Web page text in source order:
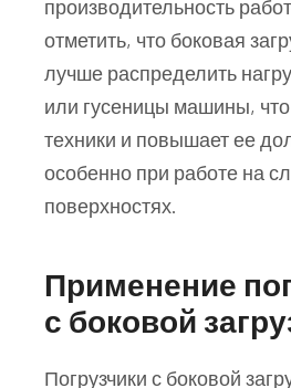
производительность
отметить, что боковая
лучше распределить
или гусеницы машины,
техники и повышает ее
особенно при работе на
поверхностях.
Применение
с боковой
Погрузчики с боковой